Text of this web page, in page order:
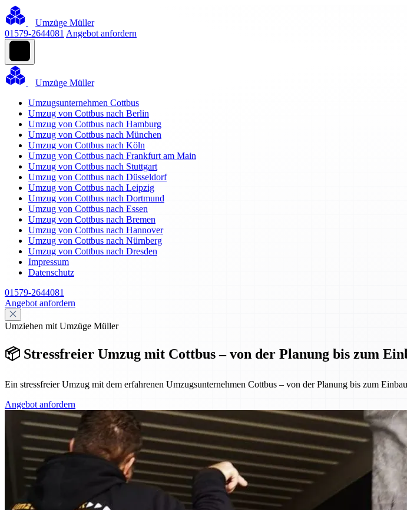
Umzüge Müller
01579-2644081 Angebot anfordern
Umzüge Müller
Umzugsunternehmen Cottbus
Umzug von Cottbus nach Berlin
Umzug von Cottbus nach Hamburg
Umzug von Cottbus nach München
Umzug von Cottbus nach Köln
Umzug von Cottbus nach Frankfurt am Main
Umzug von Cottbus nach Stuttgart
Umzug von Cottbus nach Düsseldorf
Umzug von Cottbus nach Leipzig
Umzug von Cottbus nach Dortmund
Umzug von Cottbus nach Essen
Umzug von Cottbus nach Bremen
Umzug von Cottbus nach Hannover
Umzug von Cottbus nach Nürnberg
Umzug von Cottbus nach Dresden
Impressum
Datenschutz
01579-2644081
Angebot anfordern
Umziehen mit Umzüge Müller
📦 Stressfreier Umzug mit Cottbus – von der Planung bis zum
Ein stressfreier Umzug mit dem erfahrenen Umzugsunternehmen Cottbus – von der Planung bis zum
Angebot anfordern